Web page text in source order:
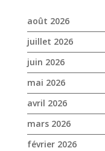
août 2026
juillet 2026
juin 2026
mai 2026
avril 2026
mars 2026
février 2026